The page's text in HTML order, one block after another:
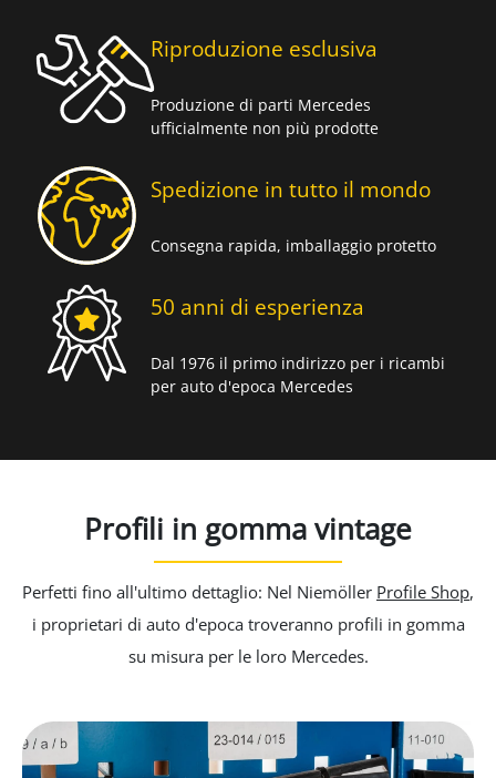
Riproduzione esclusiva
Produzione di parti Mercedes
ufficialmente non più prodotte
Spedizione in tutto il mondo
Consegna rapida, imballaggio protetto
50 anni di esperienza
Dal 1976 il primo indirizzo per i ricambi
per auto d'epoca Mercedes
Profili in gomma vintage
Perfetti fino all'ultimo dettaglio: Nel Niemöller Profile Shop,
i proprietari di auto d'epoca troveranno profili in gomma
su misura per le loro Mercedes.